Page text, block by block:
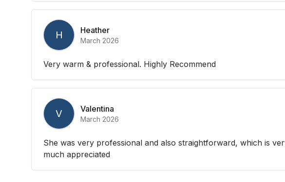
H Heather
March 2026
Very warm & professional. Highly Recommend
V Valentina
March 2026
She was very professional and also straightforward, which is
much appreciated